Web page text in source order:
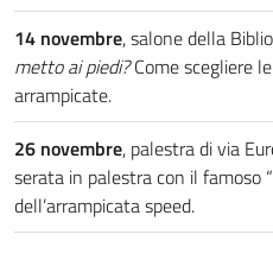
14 novembre, salone della
metto ai piedi?Come scegliere
arrampicate.
26 novembre, palestra di via
serata in palestra con il famoso
dell’arrampicata speed.